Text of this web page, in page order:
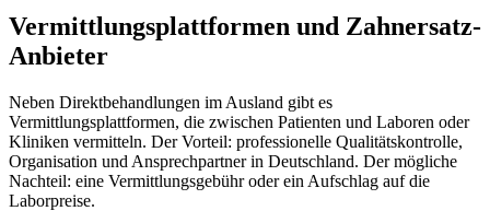
Vermittlungsplattformen und Zahnersatz-
Anbieter
Neben Direktbehandlungen im Ausland gibt es
Vermittlungsplattformen, die zwischen Patienten und Laboren oder
Kliniken vermitteln. Der Vorteil: professionelle Qualitätskontrolle,
Organisation und Ansprechpartner in Deutschland. Der mögliche
Nachteil: eine Vermittlungsgebühr oder ein Aufschlag auf die
Laborpreise.